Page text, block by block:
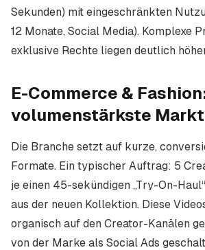
Sekunden) mit eingeschränkten
12 Monate, Social Media). Komplexe
exklusive Rechte liegen deutlich
E-Commerce &
volumenstärkste Markt
Die Branche setzt auf kurze,
Formate. Ein typischer Auftrag: 5
je einen 45-sekündigen „Try-On-
aus der neuen Kollektion. Diese
organisch auf den Creator-Kanälen
von der Marke als Social Ads